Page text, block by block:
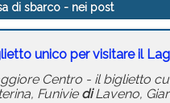
di sbarco - nei post
unico per visitare il
Centro - il biglietto
Funivie diLaveno, Giar